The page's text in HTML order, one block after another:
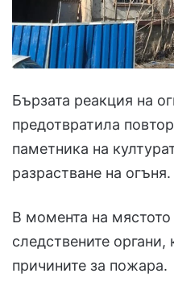
Бързата реакция на
предотвратила
паметника на
разрастване на огъня.
В момента на мястото
следствените органи,
причините за пожара.